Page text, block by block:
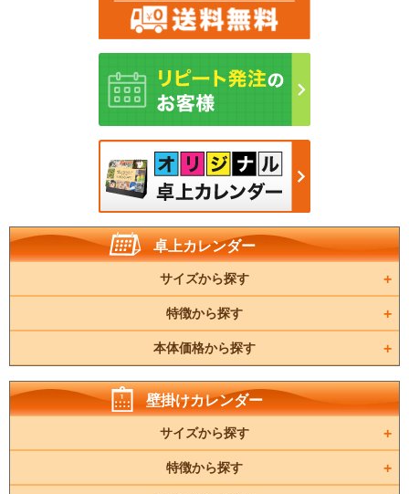
卓上カレンダー
サイズから探す
特徴から探す
本体価格から探す
壁掛けカレンダー
サイズから探す
特徴から探す